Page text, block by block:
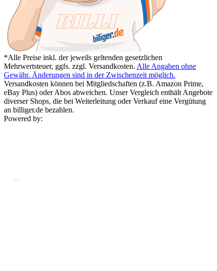
*Alle Preise inkl. der jeweils geltenden gesetzlichen
Mehrwertsteuer, ggfs. zzgl. Versandkosten. Alle Angaben ohne
Gewähr. Änderungen sind in der Zwischenzeit möglich.
Versandkosten können bei Mitgliedschaften (z.B. Amazon Prime,
eBay Plus) oder Abos abweichen. Unser Vergleich enthält Angebote
diverser Shops, die bei Weiterleitung oder Verkauf eine Vergütung
an billiger.de bezahlen.
Powered by: